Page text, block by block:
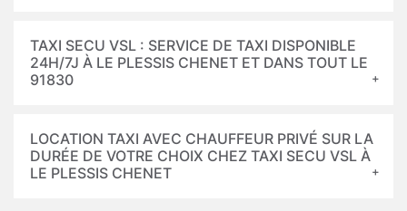
TAXI SECU VSL : SERVICE DE TAXI DISPONIBLE
24H/7J À LE PLESSIS CHENET ET DANS TOUT LE
91830
LOCATION TAXI AVEC CHAUFFEUR PRIVÉ SUR LA
DURÉE DE VOTRE CHOIX CHEZ TAXI SECU VSL À
LE PLESSIS CHENET